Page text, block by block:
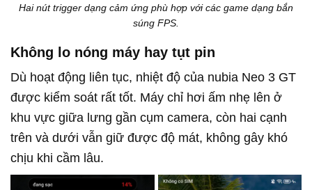
Hai nút trigger dạng cảm ứng phù hợp với các game dạng bắn
súng FPS.
Không lo nóng máy hay tụt pin
Dù hoạt động liên tục, nhiệt độ của nubia Neo 3 GT
được kiểm soát rất tốt. Máy chỉ hơi ấm nhẹ lên ở
khu vực giữa lưng gần cụm camera, còn hai cạnh
trên và dưới vẫn giữ được độ mát, không gây khó
chịu khi cầm lâu.